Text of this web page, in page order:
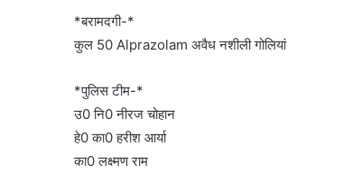
*बरामदगी-*
कुल 50 Alprazolam अवैध नशीली गोलियां
*पुलिस टीम-*
उ0 नि0 नीरज चोहान
हे0 का0 हरीश आर्या
का0 लक्ष्मण राम